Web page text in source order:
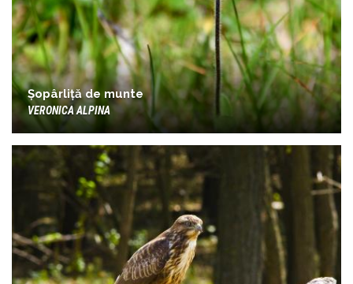
Șopârliță de munte
VERONICA ALPINA